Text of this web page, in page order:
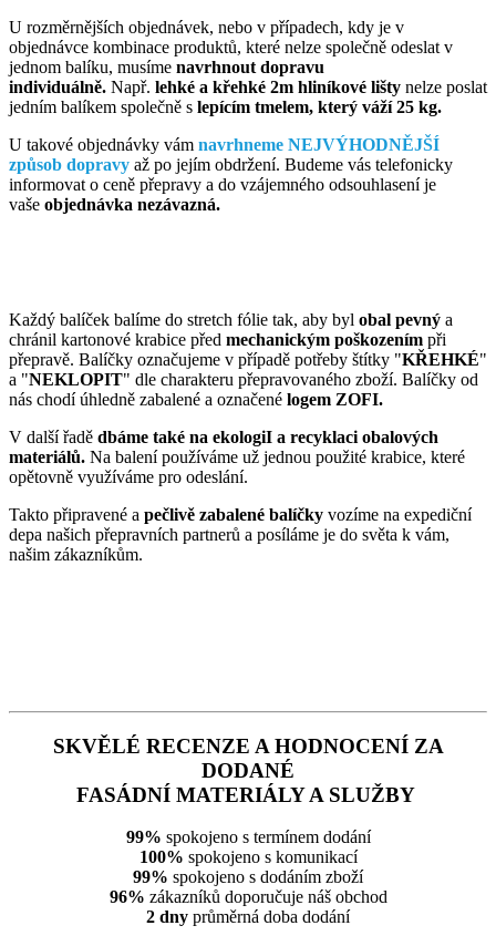
U rozměrnějších objednávek, nebo v případech, kdy je v
objednávce kombinace produktů, které nelze společně odeslat v
jednom balíku, musíme navrhnout dopravu
individuálně. Např. lehké a křehké 2m hliníkové lišty nelze poslat
jedním balíkem společně s lepícím tmelem, který váží 25 kg.
U takové objednávky vám navrhneme NEJVÝHODNĚJŠÍ
způsob dopravy až po jejím obdržení. Budeme vás telefonicky
informovat o ceně přepravy a do vzájemného odsouhlasení je
vaše objednávka nezávazná.
Každý balíček balíme do stretch fólie tak, aby byl obal pevný a
chránil kartonové krabice před mechanickým poškozením při
přepravě. Balíčky označujeme v případě potřeby štítky "KŘEHKÉ"
a "NEKLOPIT" dle charakteru přepravovaného zboží. Balíčky od
nás chodí úhledně zabalené a označené logem ZOFI.
V další řadě dbáme také na ekologiI a recyklaci obalových
materiálů. Na balení používáme už jednou použité krabice, které
opětovně využíváme pro odeslání.
Takto připravené a pečlivě zabalené balíčky vozíme na expediční
depa našich přepravních partnerů a posíláme je do světa k vám,
našim zákazníkům.
SKVĚLÉ RECENZE A HODNOCENÍ ZA
DODANÉ
FASÁDNÍ MATERIÁLY A SLUŽBY
99% spokojeno s termínem dodání
100% spokojeno s komunikací
99% spokojeno s dodáním zboží
96% zákazníků doporučuje náš obchod
2 dny průměrná doba dodání